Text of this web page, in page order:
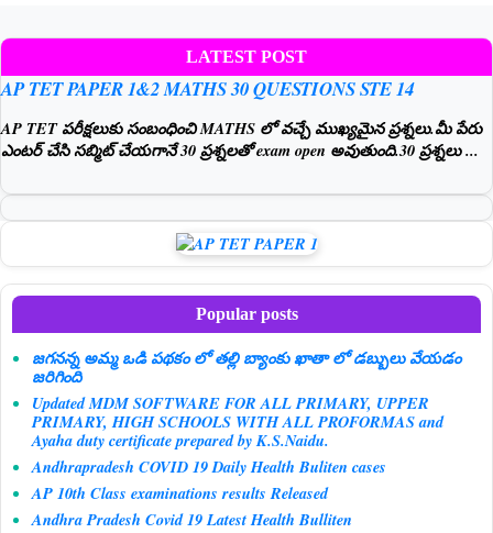
LATEST POST
AP TET PAPER 1&2 MATHS 30 QUESTIONS STE 14
AP TET పరీక్షలుకు సంబంధించి MATHS లో వచ్చే ముఖ్యమైన ప్రశ్నలు.మీ పేరు
ఎంటర్ చేసి సబ్మిట్ చేయగానే 30 ప్రశ్నలతో exam open అవుతుంది.30 ప్రశ్నలు ...
Popular posts
జగనన్న అమ్మ ఒడి పథకం లో తల్లి బ్యాంకు ఖాతా లో డబ్బులు వేయడం
జరిగింది
Updated MDM SOFTWARE FOR ALL PRIMARY, UPPER
PRIMARY, HIGH SCHOOLS WITH ALL PROFORMAS and
Ayaha duty certificate prepared by K.S.Naidu.
Andhrapradesh COVID 19 Daily Health Buliten cases
AP 10th Class examinations results Released
Andhra Pradesh Covid 19 Latest Health Bulliten